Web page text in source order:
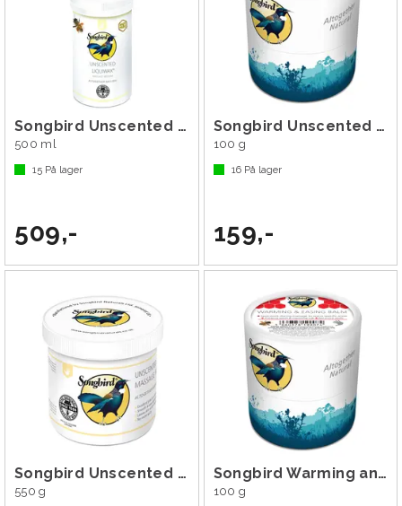
Songbird Unscented Liquiwax
500 ml
15 På lager
509,-
Songbird Unscented Massage Wax
100 g
16På lager
159,-
Songbird Unscented Massage Wax
550 g
Songbird Warming and Easing Balm
100 g